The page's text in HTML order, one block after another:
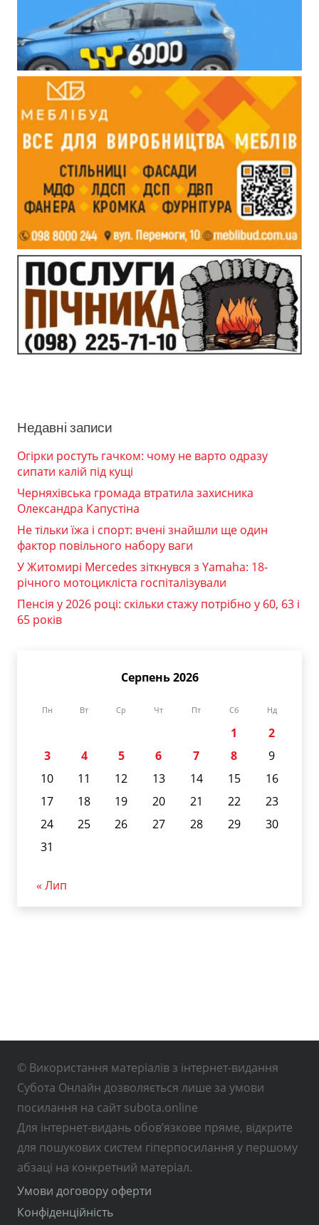
Недавні записи
Огірки ростуть гачком: чому не варто одразу
сипати калій під кущі
Черняхівська громада втратила захисника
Олександра Капустіна
Не тільки їжа і спорт: вчені знайшли ще один
фактор повільного набору ваги
У Житомирі Mercedes зіткнувся з Yamaha: 18-
річного мотоцикліста госпіталізували
Пенсія у 2026 році: скільки стажу потрібно у 60, 63 і
65 років
Серпень 2026
Пн Вт Ср Чт Пт Сб Нд
1
2
3
4 5 6 7 8
9
10
11 12 13 14 15
16
17
18 19 20 21 22
23
24
25 26 27 28 29
30
31
« Лип
© Використання матеріалів з інтернет-видання
Субота Онлайн дозволяється лише за умови
посилання на сайт subota.online
Для інтернет-видань обов’язкове пряме, відкрите
для пошукових систем гіперпосилання у першому
абзаці на конкретний матеріал.
Умови договору оферти
Конфіденційність